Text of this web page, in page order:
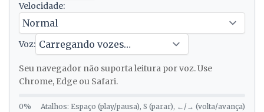
Velocidade:
Voz:
Seu navegador não suporta leitura por voz. Use
Chrome, Edge ou Safari.
0% Atalhos: Espaço (play/pausa), S (parar), ←/→ (volta/avança)